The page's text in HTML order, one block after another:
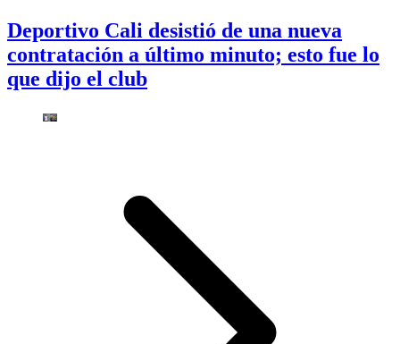
Deportivo Cali desistió de una nueva
contratación a último minuto; esto fue lo
que dijo el club